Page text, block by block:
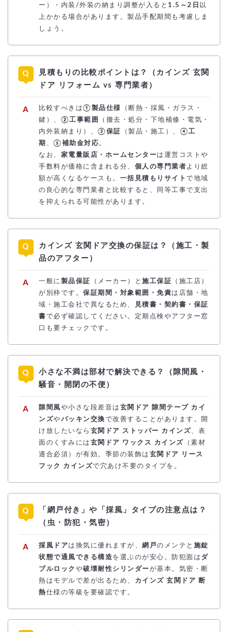
ー）・内装/外装の納まり調整が入ると 1.5～2日 以
上かかる場合があります。製品手配期間も考慮しま
しょう。
見積もりの比較ポイントは？（カインズ 玄関
ドア リフォーム vs 専門業者）
比較すべきは①製品仕様
（断熱・採風・ガラス・
鍵）、 ②工事範囲
（撤去・処分・下地補修・電気・
内外装納まり）、 ③保証 （製品・施工）、 ④工
期 、 ⑤補助金対応。
なお、 家電量販店・ホームセンターは運営コストや
手数料が価格に含まれる分、 個人の専門業者より総
額が高くなるケースも。 一括見積もりサイト で地域
の良心的な専門業者と比較すると、同等工事で支出
を抑えられる可能性があります。
カインズ 玄関ドア交換の保証は？（施工・製
品のアフター）
一般に 製品保証 （メーカー）と 施工保証 （施工店）
が別枠です。 保証期間・対象範囲・免責は店舗・地
域・施工会社で異なるため、
見積書・契約書・保証
書で必ず確認してください。定期点検やアフター窓
口も要チェックです。
小さな不満は部材で解決できる？（隙間風・
騒音・開閉の不便）
隙間風や小さな段差音は 玄関ドア 隙間テープ カイ
ンズやパッキン交換で改善することがあります。開
け放したいなら 玄関ドア ストッパー カインズ 、表
面のくすみには 玄関ドア ワックス カインズ
（素材
適合必須）が有効。季節の装飾は 玄関ドア リース
フック カインズで穴あけ不要のタイプを。
「網戸付き」や「採風」タイプの注意点は？
（虫・防犯・気密）
採風ドアは換気に優れますが、 網戸のメンテと 施錠
状態で通風できる構造を選ぶのが安心。防犯面は ダ
ブルロック や破壊耐性シリンダーが基本。気密・断
熱はモデルで差が出るため、
カインズ 玄関ドア 断
熱仕様の等級を要確認です。